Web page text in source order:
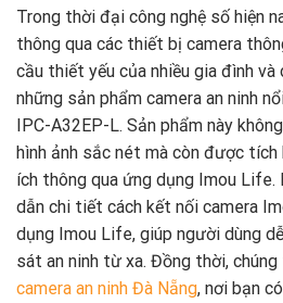
Trong thời đại công nghệ số hiện
thông qua các thiết bị camera
cầu thiết yếu của nhiều gia đình
những sản phẩm camera an ninh
IPC-A32EP-L. Sản phẩm này
hình ảnh sắc nét mà còn được
ích thông qua ứng dụng Imou Life.
dẫn chi tiết cách kết nối camera
dụng Imou Life, giúp người dùng
sát an ninh từ xa. Đồng thời,
camera an ninh Đà Nẵng, nơi bạn